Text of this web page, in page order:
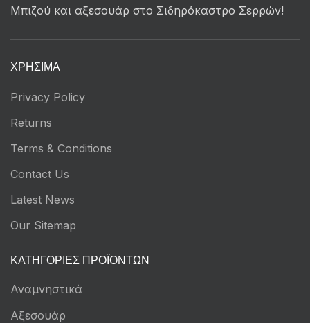
Μπιζού και αξεσουάρ στο Σιδηρόκαστρο Σερρών!
ΧΡΉΣΙΜΑ
Privacy Policy
Returns
Terms & Conditions
Contact Us
Latest News
Our Sitemap
ΚΑΤΗΓΟΡΊΕΣ ΠΡΟΪΌΝΤΩΝ
Αναμνηστικά
Αξεσουάρ